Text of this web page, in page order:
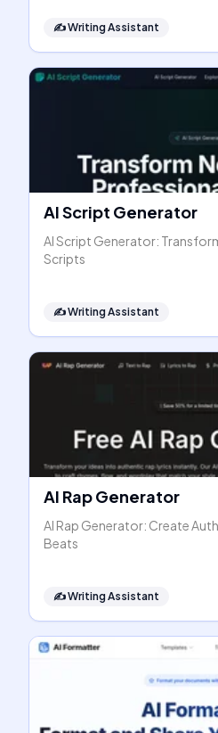
✍️Writing Assistant
AI Script Generator
AI Script Generator:
Scripts
✍️Writing Assistant
AI Rap Generator
AI Rap Generator: Create
Beats
✍️Writing Assistant